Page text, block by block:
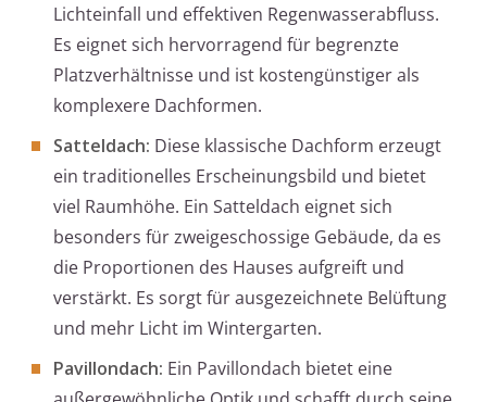
Lichteinfall und effektiven Regenwasserabfluss.
Es eignet sich hervorragend für begrenzte
Platzverhältnisse und ist kostengünstiger als
komplexere Dachformen.
Satteldach: Diese klassische Dachform erzeugt
ein traditionelles Erscheinungsbild und bietet
viel Raumhöhe. Ein Satteldach eignet sich
besonders für zweigeschossige Gebäude, da es
die Proportionen des Hauses aufgreift und
verstärkt. Es sorgt für ausgezeichnete Belüftung
und mehr Licht im Wintergarten.
Pavillondach: Ein Pavillondach bietet eine